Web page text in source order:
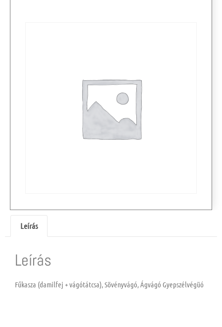
Leírás
Leírás
Fűkasza (damilfej + vágótátcsa), Sövényvágó, Ágvágó Gyepszélvégüó